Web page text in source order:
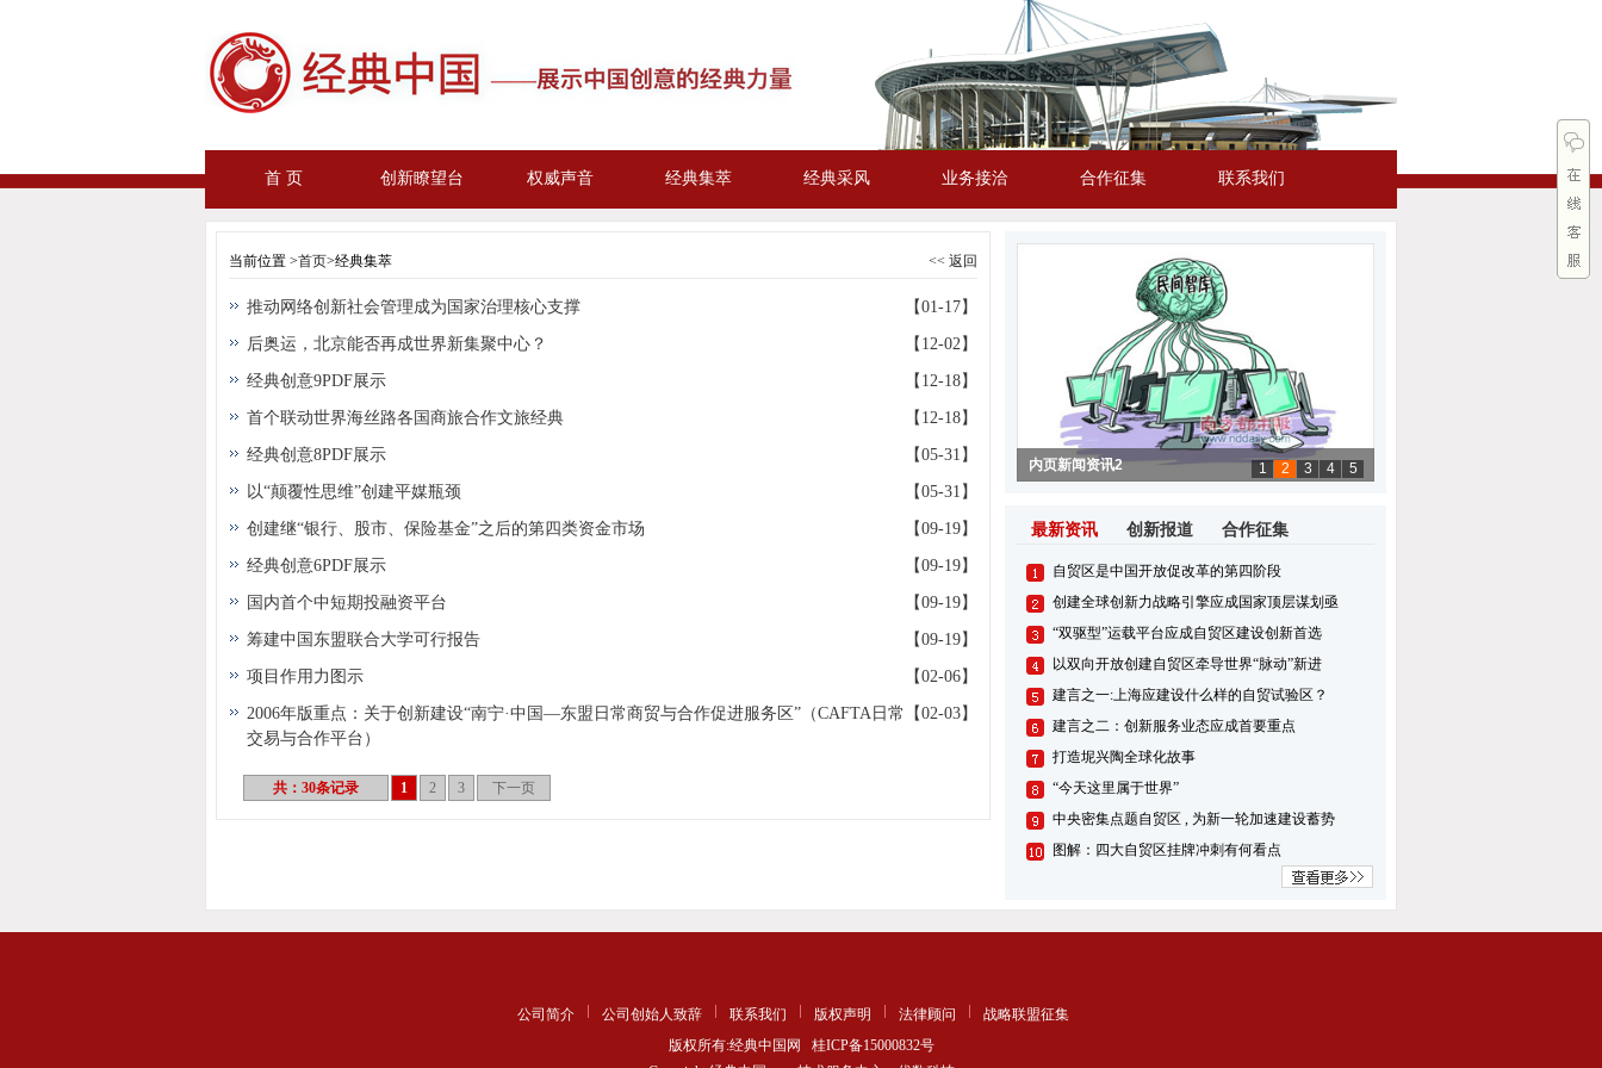
首 页 创新瞭望台 权威声音 经典集萃 经典采风 业务接洽 合作征集 联系我们
当前位置 >首页>经典集萃 << 返回
【01-17】
推动网络创新社会管理成为国家治理核心支撑
【12-02】
后奥运，北京能否再成世界新集聚中心？
【12-18】
经典创意9PDF展示
【12-18】
首个联动世界海丝路各国商旅合作文旅经典
【05-31】
经典创意8PDF展示
【05-31】
以“颠覆性思维”创建平媒瓶颈
【09-19】
创建继“银行、股市、保险基金”之后的第四类资金市场
【09-19】
经典创意6PDF展示
【09-19】
国内首个中短期投融资平台
【09-19】
筹建中国东盟联合大学可行报告
【02-06】
项目作用力图示
【02-03】
2006年版重点：关于创新建设“南宁·中国—东盟日常商贸与合作促进服务区”（CAFTA日常
交易与合作平台）
共：30条记录 1 2 3 下一页
内页新闻资讯2 1 2 3 4 5
最新资讯 创新报道 合作征集
自贸区是中国开放促改革的第四阶段
创建全球创新力战略引擎应成国家顶层谋划亟
“双驱型”运载平台应成自贸区建设创新首选
以双向开放创建自贸区牵导世界“脉动”新进
建言之一:上海应建设什么样的自贸试验区？
建言之二：创新服务业态应成首要重点
打造坭兴陶全球化故事
“今天这里属于世界”
中央密集点题自贸区 , 为新一轮加速建设蓄势
图解：四大自贸区挂牌冲刺有何看点
公司简介 公司创始人致辞 联系我们 版权声明 法律顾问
战略联盟征集
版权所有:经典中国网 桂ICP备15000832号